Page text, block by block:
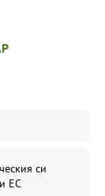
си
ЕС